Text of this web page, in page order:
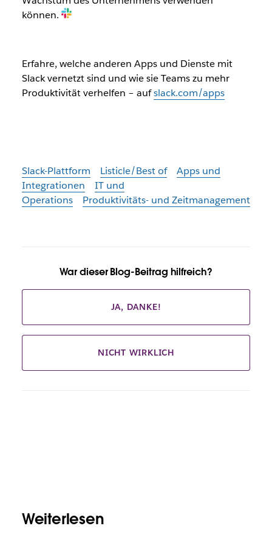
können.
Erfahre, welche anderen Apps und Dienste mit
Slack vernetzt sind und wie sie Teams zu mehr
Produktivität verhelfen – aufslack.com/apps
Slack-Plattform Listicle/Best of
Apps und
Integrationen
IT und
Operations
Produktivitäts- und Zeitmanagement
War dieser Blog-Beitrag hilfreich?
JA, DANKE!
NICHT WIRKLICH
Weiterlesen